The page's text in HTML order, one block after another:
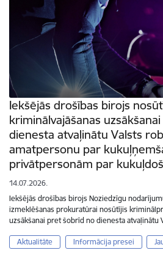
Iekšējās drošības birojs
kriminālvajāšanas
dienesta atvaļinātu Valsts
amatpersonu par
privātpersonām par
14.07.2026.
Iekšējās drošības birojs Noziedzīgu
izmeklēšanas prokuratūrai nosūtījis
uzsākšanai pret šobrīd no dienesta atvaļinātu
Aktualitāte Informācija presei